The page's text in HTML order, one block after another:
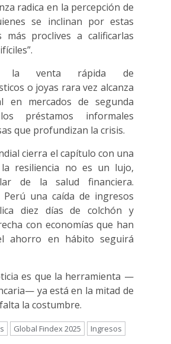
radica en la percepción de
se inclinan por estas
proclives a calificarlas
la venta rápida de
o joyas rara vez alcanza
en mercados de segunda
préstamos informales
que profundizan la crisis.
cierra el capítulo con una
la resiliencia no es un lujo,
de la salud financiera.
una caída de ingresos
diez días de colchón y
con economías que han
ahorro en hábito seguirá
es que la herramienta —
ya está en la mitad de
la costumbre.
Global Findex 2025 Ingresos